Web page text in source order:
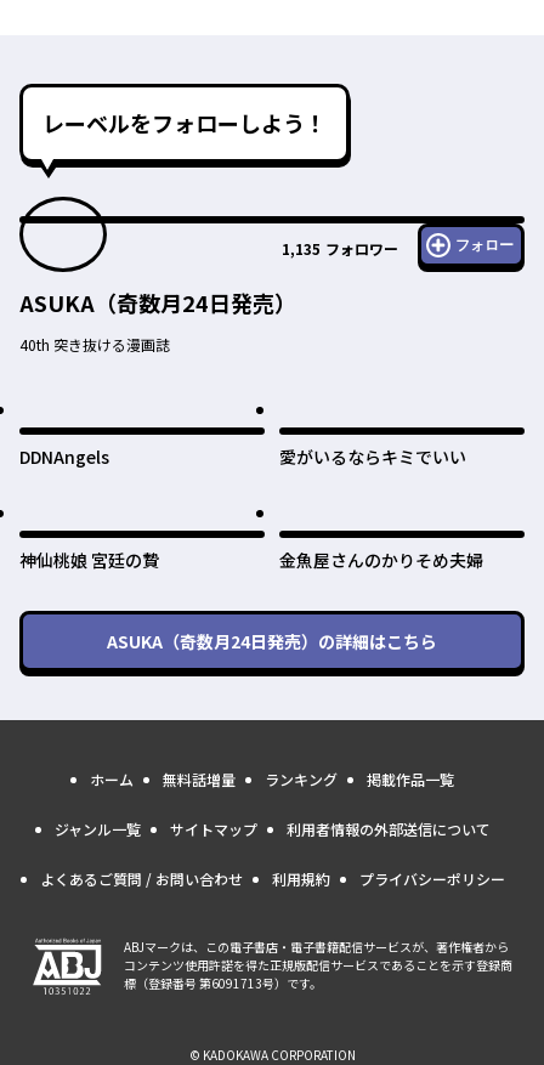
レーベルをフォローしよう！
1,135 フォロワー フォロー
ASUKA（奇数月24日発売）
40th 突き抜ける漫画誌
DDNAngels 愛がいるならキミでいい
神仙桃娘 宮廷の贄 金魚屋さんのかりそめ夫婦
ASUKA（奇数月24日発売） の詳細はこちら
ホーム 無料話増量 ランキング 掲載作品一覧
ジャンル一覧 サイトマップ 利用者情報の外部送信について
よくあるご質問 / お問い合わせ 利用規約 プライバシーポリシー
ABJマークは、この電子書店・電子書籍配信サービスが、著作権者から
コンテンツ使用許諾を得た正規版配信サービスであることを示す登録商
標（登録番号 第6091713号）です。
© KADOKAWA CORPORATION